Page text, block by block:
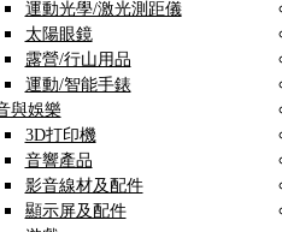
運動光學/激光測距儀
太陽眼鏡
露營/行山用品
運動/智能手錶
與娛樂
3D打印機
音響產品
影音線材及配件
顯示屏及配件